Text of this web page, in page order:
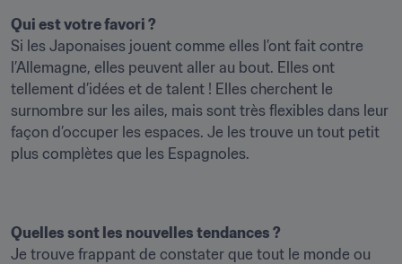
Qui est votre favori ?
Si les Japonaises jouent comme elles l’ont fait contre
l’Allemagne, elles peuvent aller au bout. Elles ont
tellement d’idées et de talent ! Elles cherchent le
surnombre sur les ailes, mais sont très flexibles dans leur
façon d’occuper les espaces. Je les trouve un tout petit
plus complètes que les Espagnoles.
Quelles sont les nouvelles tendances ?
Je trouve frappant de constater que tout le monde ou